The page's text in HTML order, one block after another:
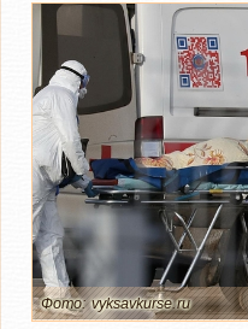
Фото: vyksavkurse.ru